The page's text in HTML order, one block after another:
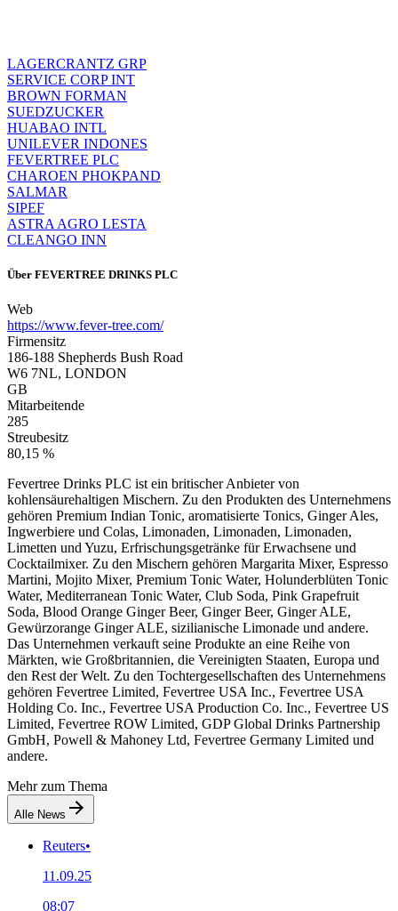
LAGERCRANTZ GRP
SERVICE CORP INT
BROWN FORMAN
SUEDZUCKER
HUABAO INTL
UNILEVER INDONES
FEVERTREE PLC
CHAROEN PHOKPAND
SALMAR
SIPEF
ASTRA AGRO LESTA
CLEANGO INN
Über FEVERTREE DRINKS PLC
Web
https://www.fever-tree.com/
Firmensitz
186-188 Shepherds Bush Road
W6 7NL, LONDON
GB
Mitarbeitende
285
Streubesitz
80,15 %
Fevertree Drinks PLC ist ein britischer Anbieter von
kohlensäurehaltigen Mischern. Zu den Produkten des Unternehmens
gehören Premium Indian Tonic, aromatisierte Tonics, Ginger Ales,
Ingwerbiere und Colas, Limonaden, Limonaden, Limonaden,
Limetten und Yuzu, Erfrischungsgetränke für Erwachsene und
Cocktailmixer. Zu den Mischern gehören Margarita Mixer, Espresso
Martini, Mojito Mixer, Premium Tonic Water, Holunderblüten Tonic
Water, Mediterranean Tonic Water, Club Soda, Pink Grapefruit
Soda, Blood Orange Ginger Beer, Ginger Beer, Ginger ALE,
Gewürzorange Ginger ALE, sizilianische Limonade und andere.
Das Unternehmen verkauft seine Produkte an eine Reihe von
Märkten, wie Großbritannien, die Vereinigten Staaten, Europa und
den Rest der Welt. Zu den Tochtergesellschaften des Unternehmens
gehören Fevertree Limited, Fevertree USA Inc., Fevertree USA
Holding Co. Inc., Fevertree USA Production Co. Inc., Fevertree US
Limited, Fevertree ROW Limited, GDP Global Drinks Partnership
GmbH, Powell & Mahoney Ltd, Fevertree Germany Limited und
andere.
Mehr zum Thema
Alle News
Reuters•
11.09.25
08:07